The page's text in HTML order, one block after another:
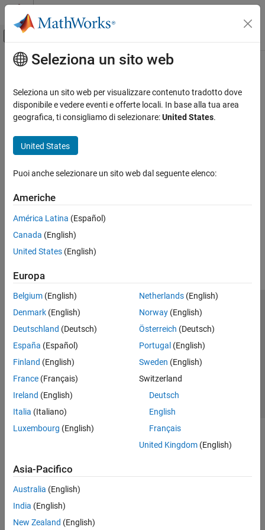
Vai al contenuto
Attiva/disattiva menu di navigazione
Pagina iniziale della documentazione
Contenuto principale
Seleziona un sito web
Seleziona un sito web per visualizzare contenuto tradotto dove
disponibile e vedere eventi e offerte locali. In base alla tua area
geografica, ti consigliamo di selezionare:United States.
United States
Puoi anche selezionare un sito web dal seguente elenco:
Americhe
América Latina (Español)
Canada (English)
United States (English)
Europa
Belgium (English)
Denmark (English)
Deutschland (Deutsch)
España (Español)
Finland (English)
France (Français)
Ireland (English)
Italia (Italiano)
Luxembourg (English)
Netherlands(English)
Norway(English)
Österreich (Deutsch)
Portugal (English)
Sweden (English)
Switzerland
Deutsch
English
Français
United Kingdom(English)
Asia-Pacifico
Australia (English)
India (English)
New Zealand (English)
Centro di fiducia
Informativa sulla privacy
Antipirateria
Stato dell'applicazione
Contatti
© 1994-2026 The MathWorks, Inc.